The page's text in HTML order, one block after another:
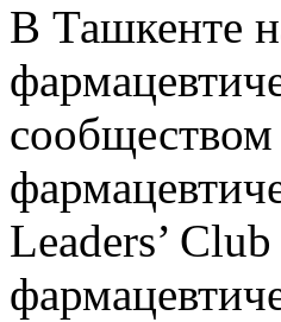
В Ташкенте
Leaders’